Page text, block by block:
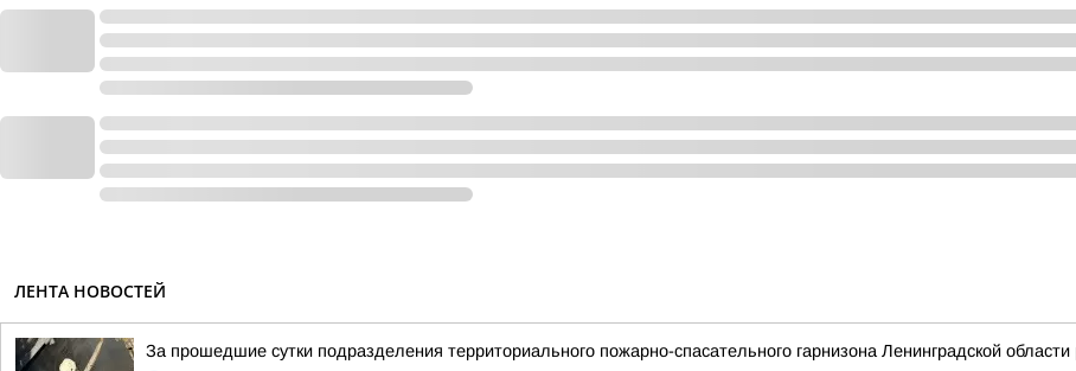
ЛЕНТА НОВОСТЕЙ
За прошедшие сутки подразделения территориального пожарно-спасательного гарнизона Ленинградской